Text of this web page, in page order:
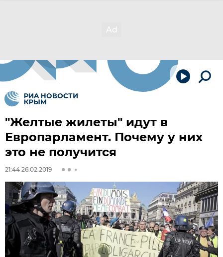
"Желтые жилеты" идут в
Европарламент. Почему у них
это не получится
21:44 26.02.2019